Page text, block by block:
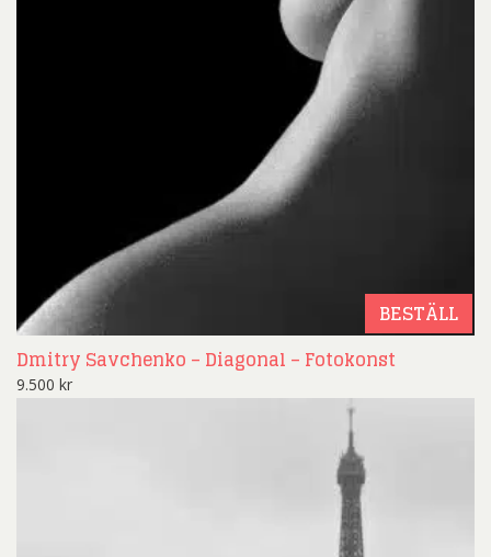
BESTÄLL
Dmitry Savchenko – Diagonal – Fotokonst
9.500 kr